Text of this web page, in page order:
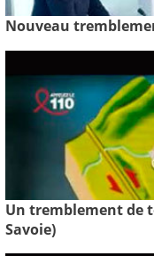
Nouveau
Un tremblement de
Savoie)